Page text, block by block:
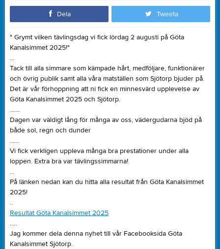
Dela Tweeta
" Grymt vilken tävlingsdag vi fick lördag 2 augusti på Göta
Kanalsimmet 2025!"
...
Tack till alla simmare som kämpade hårt, medföljare, funktionärer
och övrig publik samt alla våra matställen som Sjötorp bjuder på.
Det är vår förhoppning att ni fick en minnesvärd upplevelse av
Göta Kanalsimmet 2025 och Sjötorp.
.......
Dagen var väldigt lång för många av oss, vädergudarna bjöd på
både sol, regn och dunder
......
Vi fick verkligen uppleva många bra prestationer under alla
loppen. Extra bra var tävlingssimmarna!
...
På länken nedan kan du hitta alla resultat från Göta Kanalsimmet
2025!
..
Resultat Göta Kanalsimmet 2025
.....
Jag kommer dela denna nyhet till vår Facebooksida Göta
Kanalsimmet Sjötorp.